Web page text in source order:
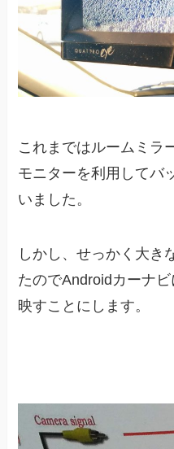
これまではルームミラ
モニターを利用してバ
いました。
しかし、せっかく大き
たのでAndroidカーナ
映すことにします。